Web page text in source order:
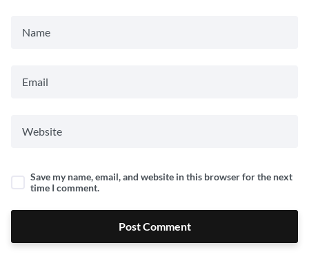
Save my name, email, and website in this browser for the next
time I comment.
Post Comment